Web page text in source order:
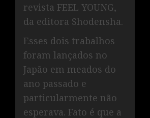
revista FEEL YOUNG,
da editora Shodensha.
Esses dois trabalhos
foram lançados no
Japão em meados do
ano passado e
particularmente não
esperava. Fato é que a